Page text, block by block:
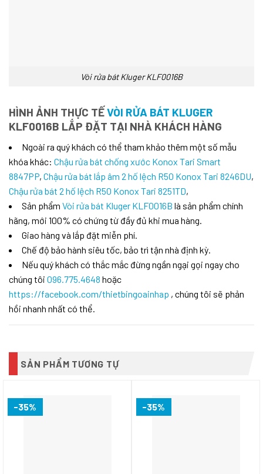
Vòi rửa bát Kluger KLF0016B
HÌNH ẢNH THỰC TẾVÒI RỬA BÁT KLUGER
KLF0016B LẮP ĐẶT TẠI NHÀ KHÁCH HÀNG
Ngoài ra quý khách có thể tham khảo thêm một số mẫu
khóa khác: Chậu rửa bát chống xước Konox Tari Smart
8847PP, Chậu rửa bát lắp âm 2 hố lệch R50 Konox Tari 8246DU,
Chậu rửa bát 2 hố lệch R50 Konox Tari 8251TD,
Sản phẩm Vòi rửa bát Kluger KLF0016B là sản phẩm chính
hãng, mới 100% có chứng từ đầy đủ khi mua hàng.
Giao hàng và lắp đặt miễn phí.
Chế độ bảo hành siêu tốc, bảo trì tận nhà định kỳ.
Nếu quý khách có thắc mắc đừng ngần ngại gọi ngay cho
chúng tôi 096.775.4648 hoặc
https://facebook.com/thietbingoainhap , chúng tôi sẽ phản
hồi nhanh nhất có thể.
SẢN PHẨM TƯƠNG TỰ
-35% -35%